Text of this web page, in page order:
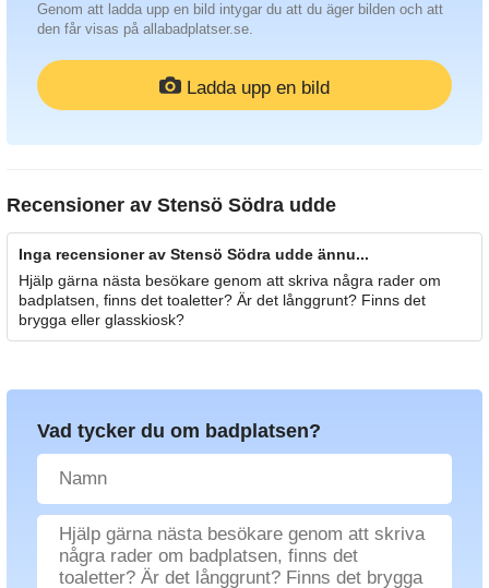
Genom att ladda upp en bild intygar du att du äger bilden och att
den får visas på allabadplatser.se.
Ladda upp en bild
Recensioner av Stensö Södra udde
Inga recensioner av Stensö Södra udde ännu...
Hjälp gärna nästa besökare genom att skriva några rader om
badplatsen, finns det toaletter? Är det långgrunt? Finns det
brygga eller glasskiosk?
Vad tycker du om badplatsen?